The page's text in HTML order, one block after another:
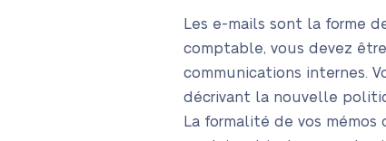
Les e-mails sont la forme
comptable, vous devez
communications internes.
décrivant la nouvelle
La formalité de vos